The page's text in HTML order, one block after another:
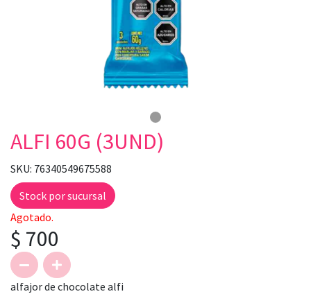
ALFI 60G (3UND)
SKU: 76340549675588
Stock por sucursal
Agotado.
$ 700
alfajor de chocolate alfi